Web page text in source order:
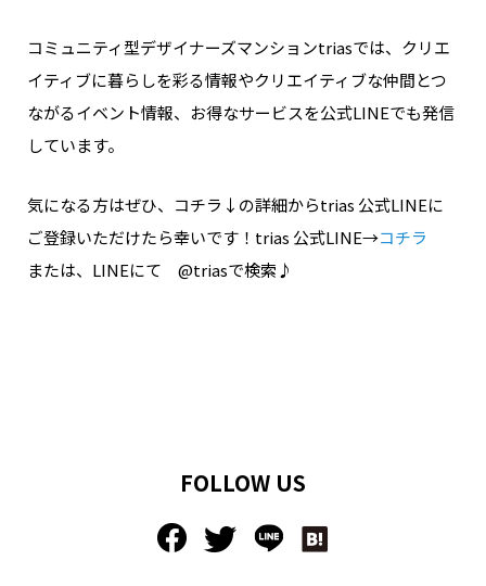
コミュニティ型デザイナーズマンションtriasでは、クリエ
イティブに暮らしを彩る情報やクリエイティブな仲間とつ
ながるイベント情報、お得なサービスを公式LINEでも発信
しています。
気になる方はぜひ、コチラ↓の詳細からtrias 公式LINEに
ご登録いただけたら幸いです！trias 公式LINE→コチラ
または、LINEにて @triasで検索♪
FOLLOW US